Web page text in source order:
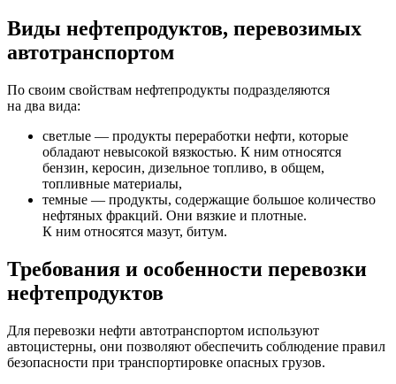
Виды нефтепродуктов, перевозимых
автотранспортом
По своим свойствам нефтепродукты подразделяются
на два вида:
светлые — продукты переработки нефти, которые
обладают невысокой вязкостью. К ним относятся
бензин, керосин, дизельное топливо, в общем,
топливные материалы,
темные — продукты, содержащие большое количество
нефтяных фракций. Они вязкие и плотные.
К ним относятся мазут, битум.
Требования и особенности перевозки
нефтепродуктов
Для перевозки нефти автотранспортом используют
автоцистерны, они позволяют обеспечить соблюдение правил
безопасности при транспортировке опасных грузов.